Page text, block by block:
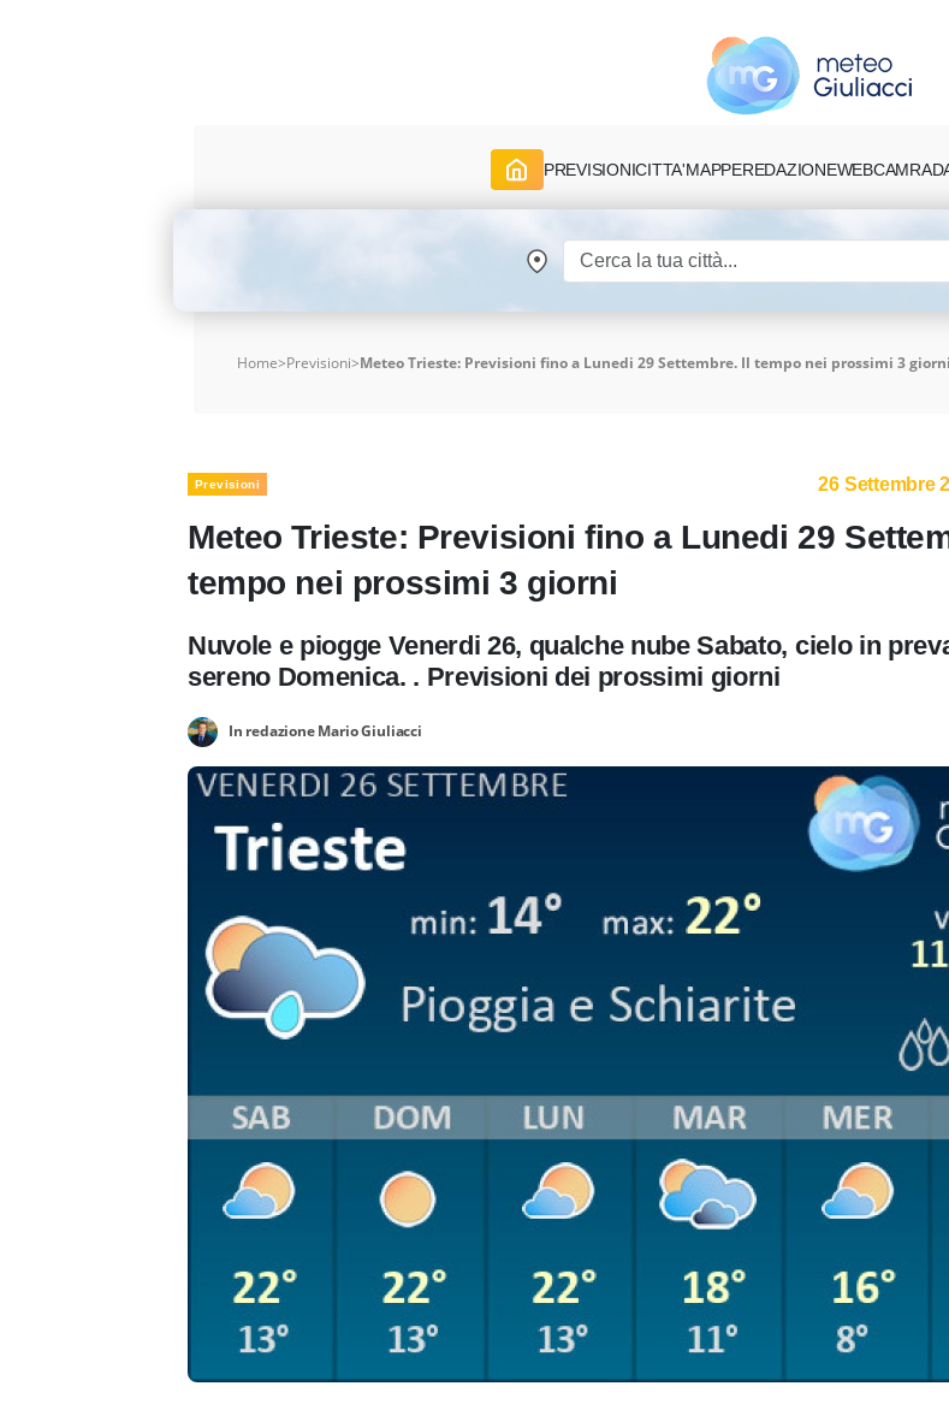
PREVISIONICITTA'MAPPEREDAZIONEWEBCAM
Home>Previsioni>Meteo Trieste: Previsioni fino a Lunedi 29 Settembre. Il tempo nei prossimi 3 giorni
Previsioni 26 Settembre
Meteo Trieste: Previsioni fino a Lunedi 29
tempo nei prossimi 3 giorni
Nuvole e piogge Venerdi 26, qualche nube Sabato, cielo in
sereno Domenica. . Previsioni dei prossimi giorni
In redazione Mario Giuliacci